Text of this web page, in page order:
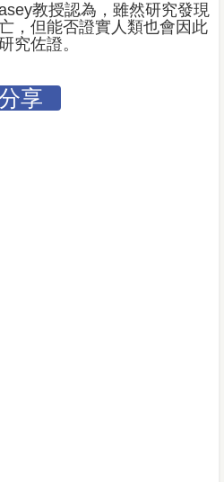
教授認為，雖然研究發現
，但能否證實人類也會因此
究佐證。
享